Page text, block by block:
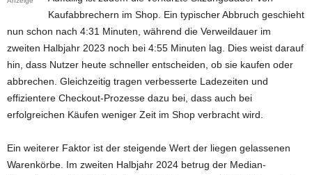
Kaufabbrechern im Shop. Ein typischer Abbruch geschieht
nun schon nach 4:31 Minuten, während die Verweildauer im
zweiten Halbjahr 2023 noch bei 4:55 Minuten lag. Dies weist darauf
hin, dass Nutzer heute schneller entscheiden, ob sie kaufen oder
abbrechen. Gleichzeitig tragen verbesserte Ladezeiten und
effizientere Checkout-Prozesse dazu bei, dass auch bei
erfolgreichen Käufen weniger Zeit im Shop verbracht wird.
Ein weiterer Faktor ist der steigende Wert der liegen gelassenen
Warenkörbe. Im zweiten Halbjahr 2024 betrug der Median-